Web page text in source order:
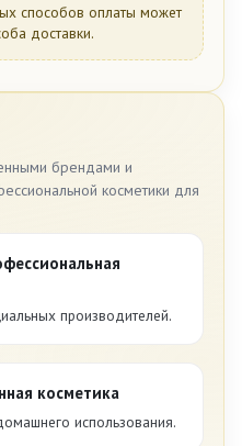
способов оплаты может
доставки.
брендами и
косметики для
производителей.
косметика
использования.